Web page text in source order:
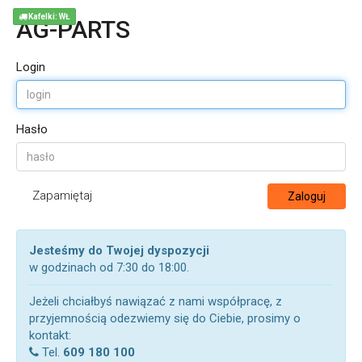
AG-PARTS
Login
Hasło
Zapamiętaj Zaloguj
Jesteśmy do Twojej dyspozycji
w godzinach od 7:30 do 18:00.
Jeżeli chciałbyś nawiązać z nami współpracę, z
przyjemnością odezwiemy się do Ciebie, prosimy o
kontakt:
Tel. 609 180 100
Kafelki: WŁ